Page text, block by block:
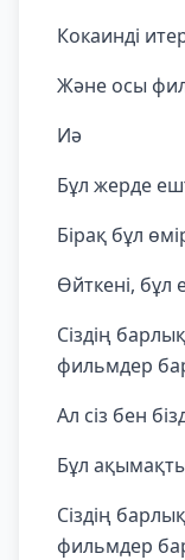
Кокаинді
Және осы
Иә
Бұл жерде
Бірақ бұл
Өйткені, бұл
Сіздің
фильмдер
Ал сіз бен
Бұл
Сіздің
фильмдер